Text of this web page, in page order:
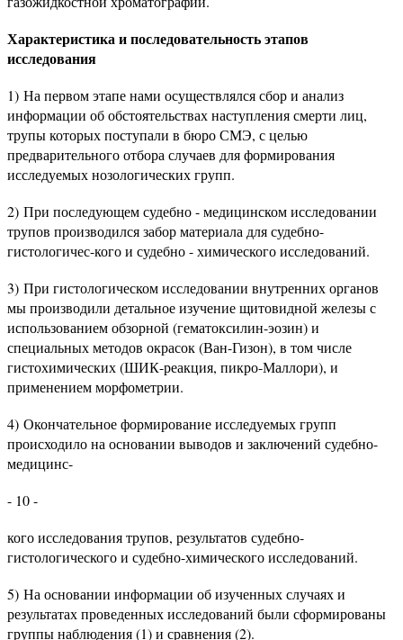
Характеристика и последовательность этапов
исследования
1) На первом этапе нами осуществлялся сбор и анализ
информации об обстоятельствах наступления смерти лиц,
трупы которых поступали в бюро СМЭ, с целью
предварительного отбора случаев для формирования
исследуемых нозологических групп.
2) При последующем судебно - медицинском исследовании
трупов производился забор материала для судебно-
гистологичес-кого и судебно - химического исследований.
3) При гистологическом исследовании внутренних органов
мы производили детальное изучение щитовидной железы с
использованием обзорной (гематоксилин-эозин) и
специальных методов окрасок (Ван-Гизон), в том числе
гистохимических (ШИК-реакция, пикро-Маллори), и
применением морфометрии.
4) Окончательное формирование исследуемых групп
происходило на основании выводов и заключений судебно-
медицинс-
- 10 -
кого исследования трупов, результатов судебно-
гистологического и судебно-химического исследований.
5) На основании информации об изученных случаях и
результатах проведенных исследований были сформированы
группы наблюдения (1) и сравнения (2).